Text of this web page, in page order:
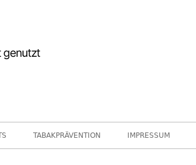
TABAKPRÄVENTION IMPRESSUM